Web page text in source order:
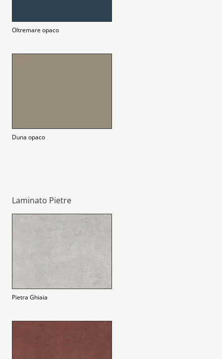
Oltremare opaco
Duna opaco
Laminato Pietre
Pietra Ghiaia